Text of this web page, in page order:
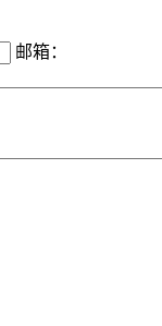
邮箱：